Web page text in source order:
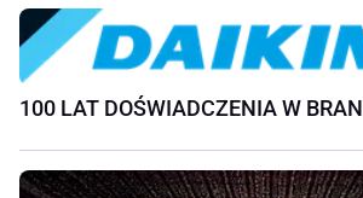
100 LAT DOŚWIADCZENIA W